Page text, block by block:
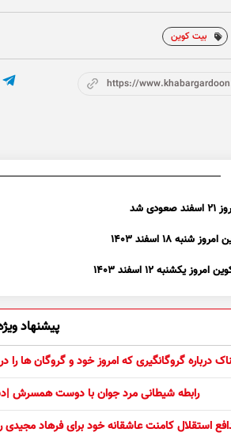
بیت کوین
https://
شد
۱۸ اسفند ۱۴۰۳
یکشنبه ۱۲ اسفند ۱۴۰۳
پیشنهاد
درباره گروگانگیری که امروز خود و گروگان ها
رابطه شیطانی مرد جوان با دوست همسرش
استقلال کامنت عاشقانه خود برای فرهاد